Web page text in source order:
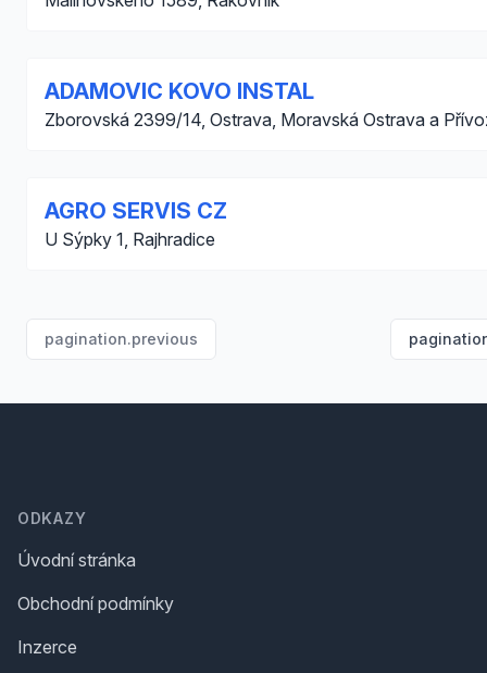
ADAMOVIC KOVO INSTAL
Zborovská 2399/14, Ostrava, Moravská Ostrava a
AGRO SERVIS CZ
U Sýpky 1, Rajhradice
pagination.previous
ODKAZY
Úvodní stránka
Obchodní podmínky
Inzerce